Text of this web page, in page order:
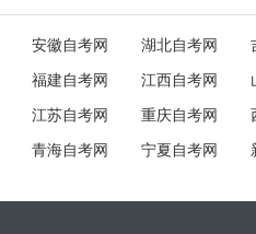
安徽自考网 湖北自考网
福建自考网 江西自考网
江苏自考网 重庆自考网
青海自考网 宁夏自考网